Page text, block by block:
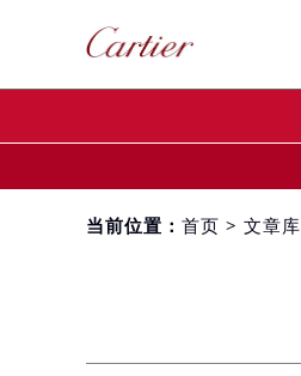
当前位置： 首页 > 文章库